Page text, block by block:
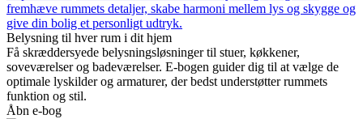
fremhæve rummets detaljer, skabe harmoni mellem lys og skygge og
give din bolig et personligt udtryk.
Belysning til hver rum i dit hjem
Få skræddersyede belysningsløsninger til stuer, køkkener,
soveværelser og badeværelser. E-bogen guider dig til at vælge de
optimale lyskilder og armaturer, der bedst understøtter rummets
funktion og stil.
Åbn e-bog